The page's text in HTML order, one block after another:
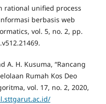
rational unified process
berbasis web
vol. 5, no. 2, pp.
A. H. Kusuma, “Rancang
Rumah Kos Deo
vol. 17, no. 2, 2020,